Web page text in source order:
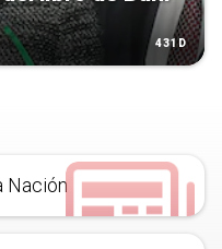
431D
Nación